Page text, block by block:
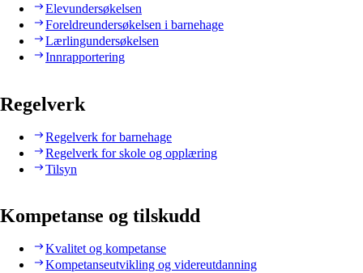
Elevundersøkelsen
Foreldreundersøkelsen i barnehage
Lærlingundersøkelsen
Innrapportering
Regelverk
Regelverk for barnehage
Regelverk for skole og opplæring
Tilsyn
Kompetanse og tilskudd
Kvalitet og kompetanse
Kompetanseutvikling og videreutdanning